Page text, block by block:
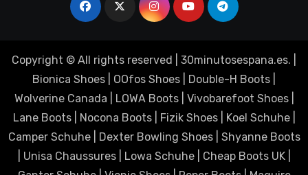
Copyright © All rights reserved 30minutosespana.es. |
Bionica Shoes
OOfos Shoes Double-H Boots
Wolverine Canada
LOWA Boots| Vivobarefoot Shoes|
Lane Boots| Nocona Boots| Fizik Shoes| Koel Schuhe|
Camper Schuhe| Dexter Bowling Shoes| Shyanne Boots
Unisa Chaussures| Lowa Schuhe| Cheap Boots UK